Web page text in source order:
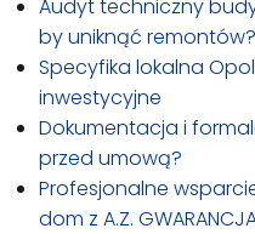
Audyt techniczny
by uniknąć remontów?
Specyfika lokalna
inwestycyjne
Dokumentacja i
przed umową?
Profesjonalne
dom z A.Z.